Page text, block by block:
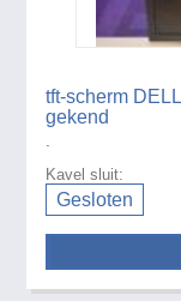
tft-scherm
gekend
Kavel sluit:
Gesloten